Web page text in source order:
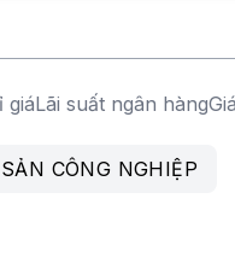
giáLãi suất ngân hàng
CÔNG NGHIỆP